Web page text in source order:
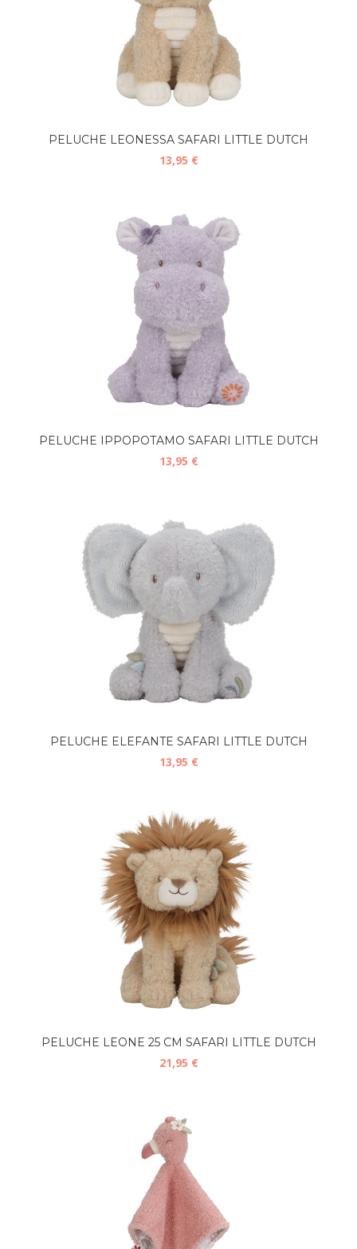
PELUCHE LEONESSA SAFARI LITTLE DUTCH
13,95 €
PELUCHE IPPOPOTAMO SAFARI LITTLE DUTCH
13,95 €
PELUCHE ELEFANTE SAFARI LITTLE DUTCH
13,95 €
PELUCHE LEONE 25 CM SAFARI LITTLE DUTCH
21,95 €